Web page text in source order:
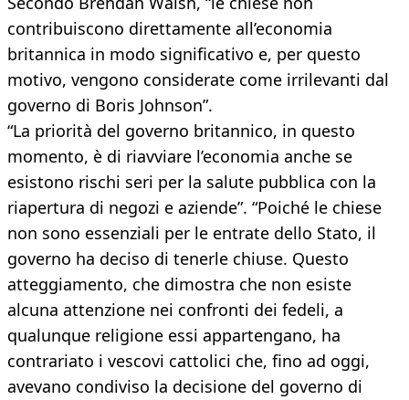
contribuiscono direttamente all’economia
britannica in modo significativo e, per questo
motivo, vengono considerate come irrilevanti dal
governo di Boris Johnson”.
“La priorità del governo britannico, in questo
momento, è di riavviare l’economia anche se
esistono rischi seri per la salute pubblica con la
riapertura di negozi e aziende”. “Poiché le chiese
non sono essenziali per le entrate dello Stato, il
governo ha deciso di tenerle chiuse. Questo
atteggiamento, che dimostra che non esiste
alcuna attenzione nei confronti dei fedeli, a
qualunque religione essi appartengano, ha
contrariato i vescovi cattolici che, fino ad oggi,
avevano condiviso la decisione del governo di